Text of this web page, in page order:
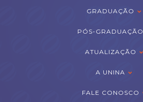
GRADUAÇÃO
PÓS-GRADUAÇÃO
ATUALIZAÇÃO
A UNINA
FALE CONOSCO